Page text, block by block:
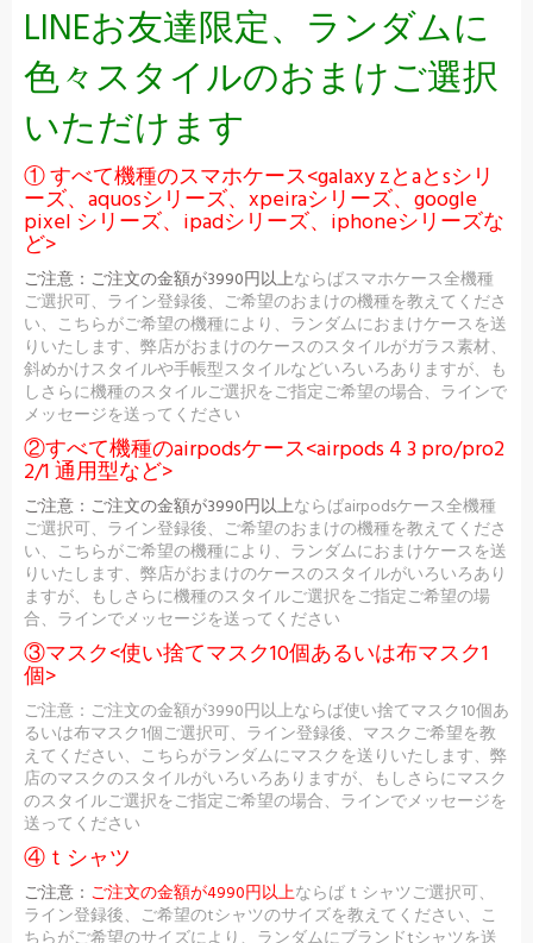
LINEお友達限定、ランダムに
色々スタイルのおまけご選択
いただけます
① すべて機種のスマホケース<galaxy zとaとsシリ
ーズ、aquosシリーズ、xpeiraシリーズ、google
pixel シリーズ、ipadシリーズ、iphoneシリーズな
ど>
ご注意： ご注文の金額が3990円以上ならばスマホケース全機種
ご選択可、ライン登録後、ご希望のおまけの機種を教えてくださ
い、こちらがご希望の機種により、ランダムにおまけケースを送
りいたします、弊店がおまけのケースのスタイルがガラス素材、
斜めかけスタイルや手帳型スタイルなどいろいろありますが、も
しさらに機種のスタイルご選択をご指定ご希望の場合、ラインで
メッセージを送ってください
②すべて機種のairpodsケース<airpods 4 3 pro/pro2
2/1 通用型など>
ご注意： ご注文の金額が3990円以上ならばairpodsケース全機種
ご選択可、ライン登録後、ご希望のおまけの機種を教えてくださ
い、こちらがご希望の機種により、ランダムにおまけケースを送
りいたします、弊店がおまけのケースのスタイルがいろいろあり
ますが、もしさらに機種のスタイルご選択をご指定ご希望の場
合、ラインでメッセージを送ってください
③マスク<使い捨てマスク10個あるいは布マスク1
個>
ご注意：ご注文の金額が3990円以上ならば使い捨てマスク10個あ
るいは布マスク1個ご選択可、ライン登録後、マスクご希望を教
えてください、こちらがランダムにマスクを送りいたします、弊
店のマスクのスタイルがいろいろありますが、もしさらにマスク
のスタイルご選択をご指定ご希望の場合、ラインでメッセージを
送ってください
④ｔシャツ
ご注意： ご注文の金額が4990円以上ならばｔシャツご選択可、
ライン登録後、ご希望のtシャツのサイズを教えてください、こ